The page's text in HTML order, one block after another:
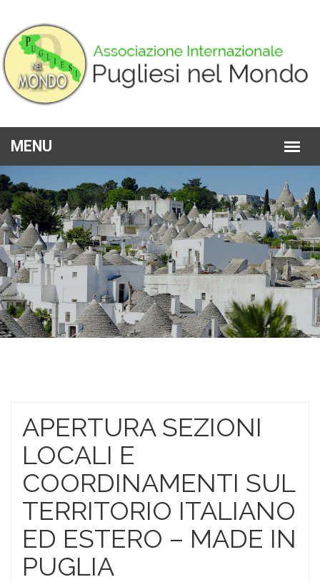
APERTURA SEZIONI
LOCALI E
COORDINAMENTI SUL
TERRITORIO ITALIANO
ED ESTERO – MADE IN
PUGLIA